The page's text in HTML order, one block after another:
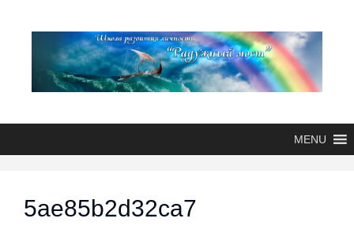
MENU
5ae85b2d32ca7